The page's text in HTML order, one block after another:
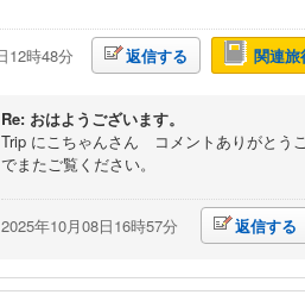
12時48分 返信する 関連旅
Re: おはようございます。
Trip にこちゃんさん コメントありがとう
でまたご覧ください。
2025年10月08日16時57分 返信する